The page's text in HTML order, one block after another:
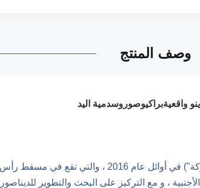
وصف المنتج
واقعيةبراكيوصوروسدمية اليد
(المشار إليها فيما يلي باسم "الشركة") في
، و مع التركيز على البحث والتطوير